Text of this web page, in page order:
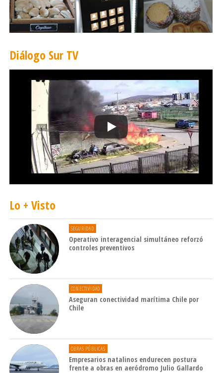
Diálogo Sur TV
Lo + Visto
SEGURIDAD
Operativo interagencial simultáneo reforzó
controles preventivos
CONECTIVIDAD
Aseguran conectividad marítima Chile por
Chile
OBRAS PÚBLICAS
Empresarios natalinos endurecen postura
frente a obras en aeródromo Julio Gallardo